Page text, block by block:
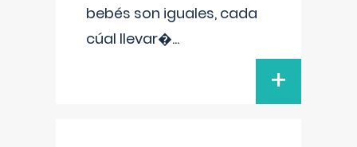
bebés son iguales, cada
cúal llevar�...
+